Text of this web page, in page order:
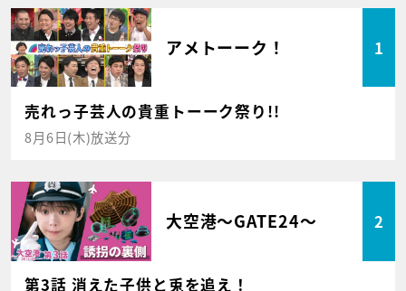
アメトーーク！ 1
売れっ子芸人の貴重トーーク祭り!!
8月6日(木)放送分
大空港～GATE24～ 2
第3話 消えた子供と兎を追え！